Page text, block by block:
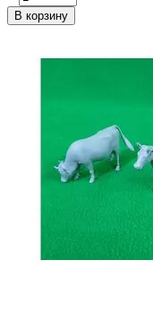
В корзину